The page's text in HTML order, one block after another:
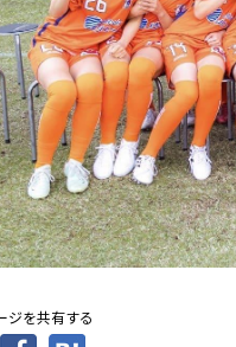
ジを共有する